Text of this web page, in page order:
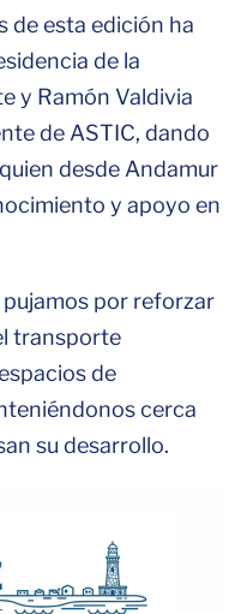
de esta edición ha
de la
y Ramón Valdivia
de ASTIC, dando
desde Andamur
y apoyo en
por reforzar
transporte
de
cerca
su desarrollo.